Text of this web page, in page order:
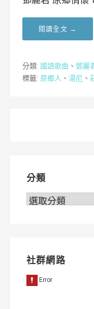
閱讀全文 →
分類: 國語歌曲 、 鄧麗
標籤: 原鄉人 、 湯尼 、
分類
分
社群網路